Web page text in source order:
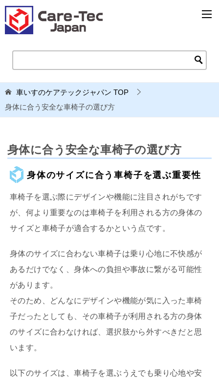
車いすのケアテックジャパン TOP
身体に合う安全な車椅子の選び方
身体に合う安全な車椅子の選び方
身体のサイズに合う車椅子を選ぶ重要性
車椅子を選ぶ際にデザインや機能に注目されがちです
が、何より重要なのは車椅子を利用される方の身体の
サイズと車椅子が適合するかという点です。
身体のサイズに合わない車椅子は乗り心地に不快感が
あるだけでなく、身体への負担や事故に繋がる可能性
があります。
そのため、どんなにデザインや機能が気に入った車椅
子だったとしても、その車椅子が利用される方の身体
のサイズに合わなければ、選択肢から外すべきだと思
います。
以下のサイズは、車椅子を選ぶうえでも乗り心地や安